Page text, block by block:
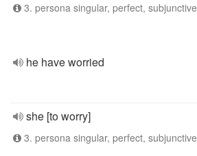
3. persona singular, perfect, subjunctive
he have worried
she [to worry]
3. persona singular, perfect, subjunctive